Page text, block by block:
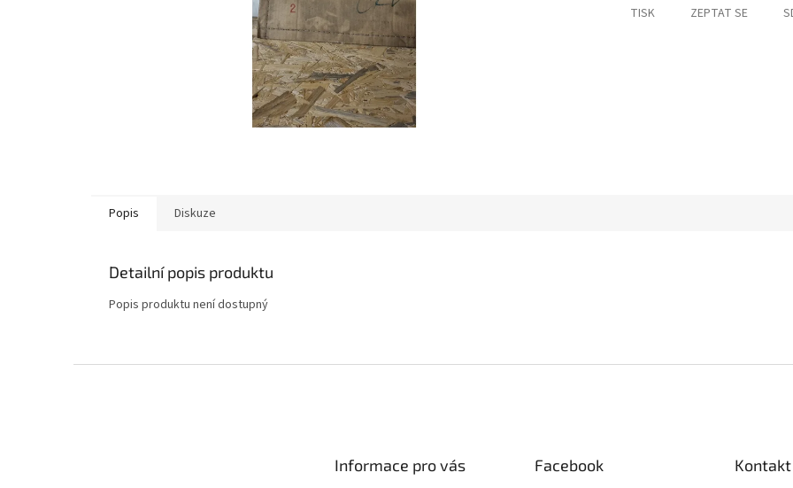
TISK ZEPTAT SE
Popis Diskuze
Detailní popis produktu
Popis produktu není dostupný
Informace pro vás Facebook Kontakt